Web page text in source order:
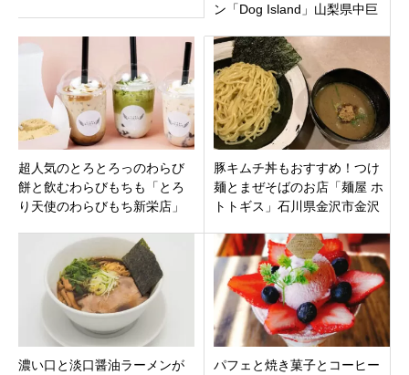
ン「Dog Island」山梨県中巨
超人気のとろとろっのわらび
餅と飲むわらびもちも「とろ
り天使のわらびもち新栄店」
豚キムチ丼もおすすめ！つけ
麺とまぜそばのお店「麺屋 ホ
トトギス」石川県金沢市金沢
ンです。
濃い口と淡口醤油ラーメンが
パフェと焼き菓子とコーヒー